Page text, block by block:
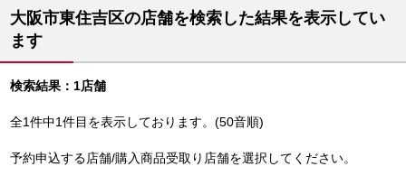
大阪市東住吉区の店舗を検索した結果を表示してい
ます
検索結果：1店舗
全1件中1件目を表示しております。(50音順)
予約申込する店舗/購入商品受取り店舗を選択してください。